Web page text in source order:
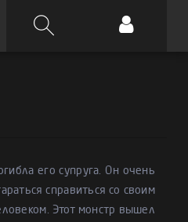
его супруга. Он очень
справиться со своим
Этот монстр вышел